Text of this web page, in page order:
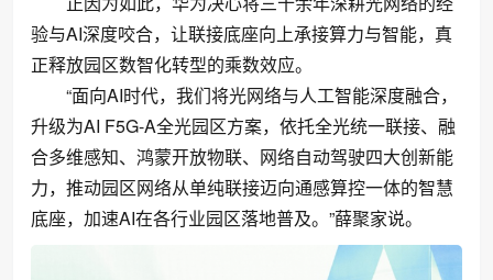
验与AI深度咬合，让联接底座向上承接算力与智能，真
正释放园区数智化转型的乘数效应。
“面向AI时代，我们将光网络与人工智能深度融合，
升级为AI F5G-A全光园区方案，依托全光统一联接、融
合多维感知、鸿蒙开放物联、网络自动驾驶四大创新能
力，推动园区网络从单纯联接迈向通感算控一体的智慧
底座，加速AI在各行业园区落地普及。”薛聚家说。